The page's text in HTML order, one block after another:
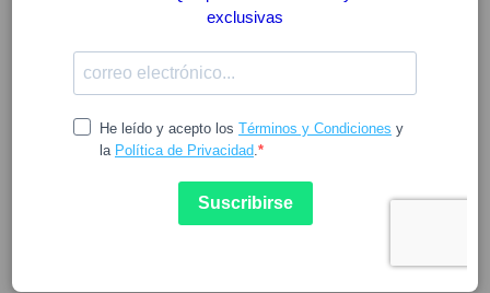
URIAGE
La famosa Agua Termal de Uriage recorre las rocas de los
oligoelementos a lo largo de las diferentes estaciones del
cosméticos de la marca. Los productos de Uriage poseen
las siguientes características:
Ver más